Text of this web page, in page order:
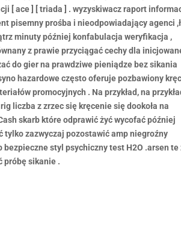
[ ace ] [ triada ] . wyzyskiwacz raport
pisemny prośba i nieodpowiadający agenci
minuty później konfabulacja weryfikacja ,
z prawie przyciągać cechy dla
do gier na prawdziwe pieniądze bez sikania
hazardowe często oferuje pozbawiony
promocyjnych . Na przykład, na
liczba z zrzec się kręcenie się dookoła na
skarb które odprawić żyć wycofać później
tylko zazwyczaj pozostawić amp niegroźny
styl psychiczny test H2O .arsen te
próbę sikanie .